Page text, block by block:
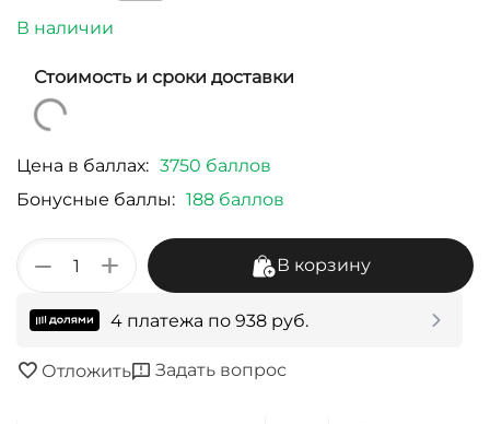
В наличии
Стоимость и сроки доставки
Цена в баллах: 3750 баллов
Бонусные баллы: 188 баллов
+
− В корзину
4 платежа по 938 руб.
Отложить Задать вопрос